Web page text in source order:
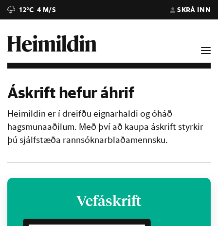
12°C 4 M/S SKRÁ INN
Áskrift hefur áhrif
Heimildin er í dreifðu eignarhaldi og óháð
hagsmunaaðilum. Með því að kaupa áskrift styrkir
þú sjálfstæða rannsóknarblaðamennsku.
Vefáskrift